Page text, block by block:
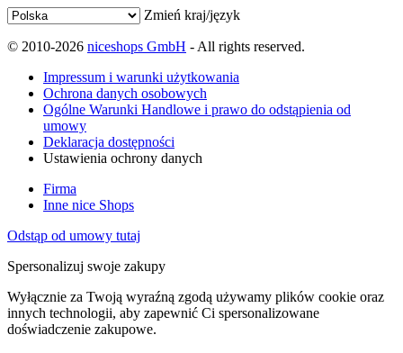
Zmień kraj/język
© 2010-2026 niceshops GmbH - All rights reserved.
Impressum i warunki użytkowania
Ochrona danych osobowych
Ogólne Warunki Handlowe i prawo do odstąpienia od
umowy
Deklaracja dostępności
Ustawienia ochrony danych
Firma
Inne nice Shops
Odstąp od umowy tutaj
Spersonalizuj swoje zakupy
Wyłącznie za Twoją wyraźną zgodą używamy plików cookie oraz
innych technologii, aby zapewnić Ci spersonalizowane
doświadczenie zakupowe.